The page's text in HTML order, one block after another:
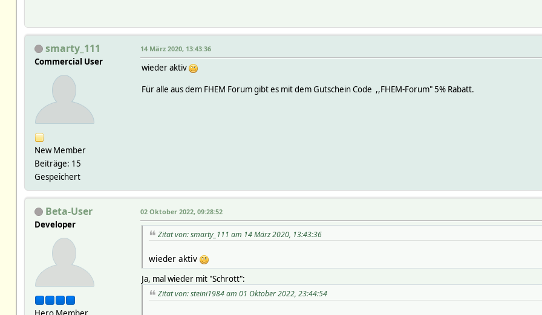
smarty_111
Commercial User
New Member
Beiträge: 15
Gespeichert
14 März 2020, 13:43:36
wieder aktiv
Für alle aus dem FHEM Forum gibt es mit dem Gutschein Code ,,FHEM-Forum" 5% Rabatt.
Beta-User
Developer
02 Oktober 2022, 09:28:52
Zitat von: smarty_111 am 14 März 2020, 13:43:36
wieder aktiv
Ja, mal wieder mit "Schrott":
Zitat von: steini1984 am 01 Oktober 2022, 23:44:54